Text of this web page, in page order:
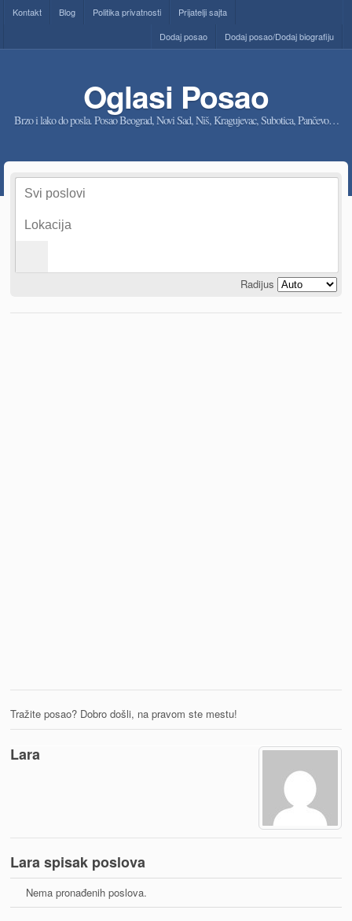
Kontakt Blog Politika privatnosti
Prijatelji sajta
Dodaj posao/Dodaj biografiju
Dodaj posao
Oglasi Posao
Brzo i lako do posla. Posao Beograd, Novi Sad, Niš, Kragujevac, Subotica, Pančevo…
Radijus
Tražite posao? Dobro došli, na pravom ste mestu!
Lara
Lara spisak poslova
Nema pronađenih poslova.